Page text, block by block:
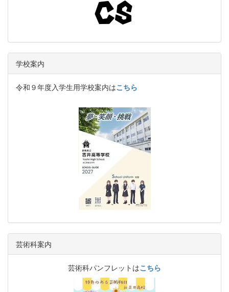
学校案内
令和９年度入学生用学校案内はこちら
芸術科案内
芸術科パンフレットはこちら